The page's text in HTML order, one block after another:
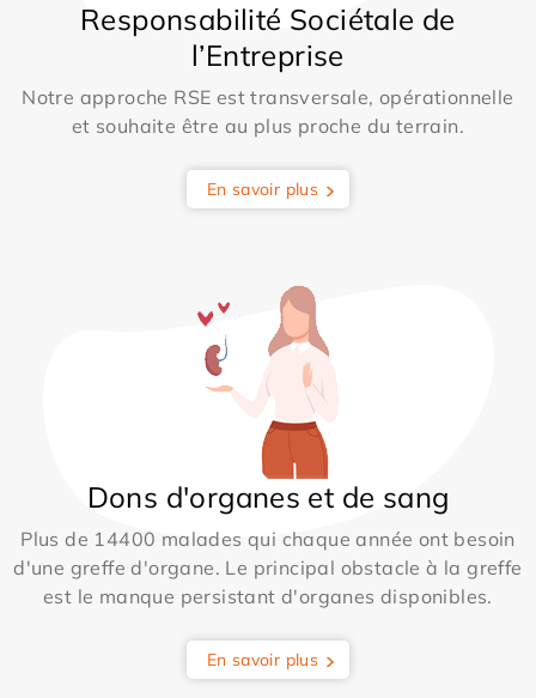
Responsabilité Sociétale de
l’Entreprise
Notre approche RSE est transversale, opérationnelle
et souhaite être au plus proche du terrain.
En savoir plus
Dons d'organes et de sang
Plus de 14400 malades qui chaque année ont besoin
d'une greffe d'organe. Le principal obstacle à la greffe
est le manque persistant d'organes disponibles.
En savoir plus